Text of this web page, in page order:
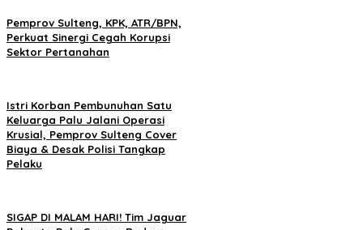
Pemprov Sulteng, KPK, ATR/BPN,
Perkuat Sinergi Cegah Korupsi
Sektor Pertanahan
Istri Korban Pembunuhan Satu
Keluarga Palu Jalani Operasi
Krusial, Pemprov Sulteng Cover
Biaya & Desak Polisi Tangkap
Pelaku
SIGAP DI MALAM HARI! Tim Jaguar